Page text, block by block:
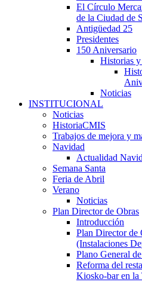
El Círculo
de la Ciudad de
Antigüedad 25
Presidentes
150 Aniversario
Historias
Noticias
INSTITUCIONAL
Noticias
HistoriaCMIS
Trabajos de mejora y
Navidad
Actualidad
Semana Santa
Feria de Abril
Verano
Noticias
Plan Director de Obras
Introducción
Plan Director de
(Instalaciones
Plano General
Reforma del
Kiosko-bar en la